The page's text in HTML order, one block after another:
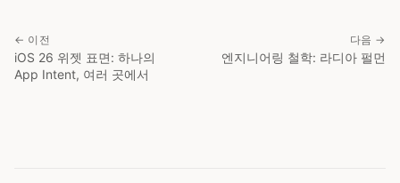
← 이전
iOS 26 위젯 표면: 하나의
App Intent, 여러 곳에서
다음 →
엔지니어링 철학: 라디아 펄먼